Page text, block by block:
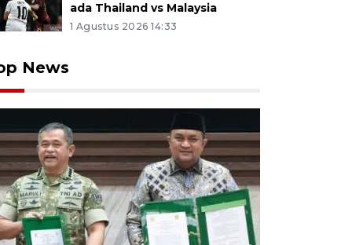
ada Thailand vs Malaysia
1 Agustus 2026 14:33
News